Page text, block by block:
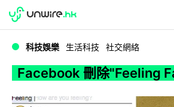
Facebook 刪除
WWDC 2026
科技娛樂 生活科技 社交網絡
Facebook 刪除"Feeling